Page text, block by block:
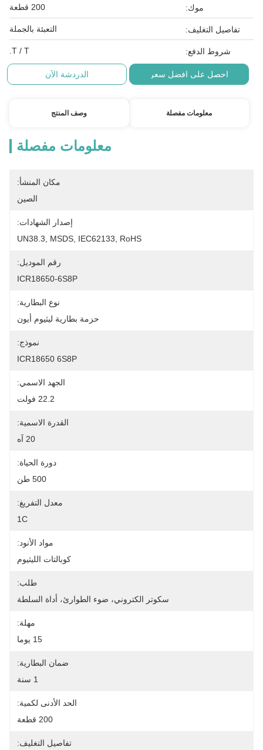
موك: 200 قطعة
تفاصيل التغليف: التعبئة بالجملة
شروط الدفع: T / T.
احصل على افضل سعر الدردشة الآن
معلومات مفصلة وصف المنتج
معلومات مفصلة
مكان المنشأ:
الصين
إصدار الشهادات:
UN38.3, MSDS, IEC62133, RoHS
رقم الموديل:
ICR18650-6S8P
نوع البطارية:
حزمة بطارية ليثيوم أيون
نموذج:
ICR18650 6S8P
الجهد الاسمي:
22.2 فولت
القدرة الاسمية:
20 آه
دورة الحياة:
500 طن
معدل التفريغ:
1C
مواد الأنود:
كوبالتات الليثيوم
طلب:
سكوتر الكتروني، ضوء الطوارئ، أداة السلطة
مهلة:
15 يوما
ضمان البطارية:
1 سنة
الحد الأدنى لكمية:
200 قطعة
تفاصيل التغليف: